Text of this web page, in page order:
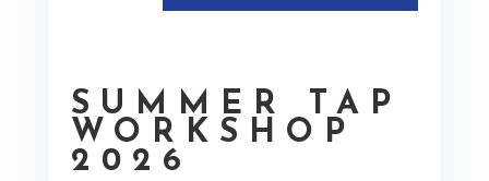
SUMMER TAP
WORKSHOP
2026